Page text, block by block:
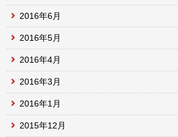
2016年6月
2016年5月
2016年4月
2016年3月
2016年1月
2015年12月